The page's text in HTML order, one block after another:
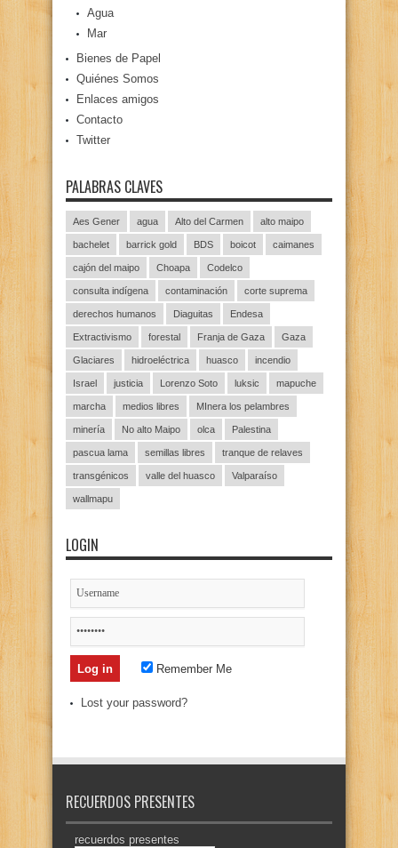
Agua
Mar
Bienes de Papel
Quiénes Somos
Enlaces amigos
Contacto
Twitter
PALABRAS CLAVES
Aes Gener agua Alto del Carmen alto maipo
bachelet barrick gold BDS boicot caimanes
cajón del maipo Choapa Codelco
consulta indígena contaminación corte suprema
derechos humanos Diaguitas Endesa
Extractivismo forestal Franja de Gaza Gaza
Glaciares hidroeléctrica huasco incendio
Israel justicia Lorenzo Soto luksic mapuche
marcha medios libres MInera los pelambres
minería No alto Maipo olca Palestina
pascua lama semillas libres tranque de relaves
transgénicos valle del huasco Valparaíso
wallmapu
LOGIN
Remember Me
Lost your password?
RECUERDOS PRESENTES
recuerdos presentes